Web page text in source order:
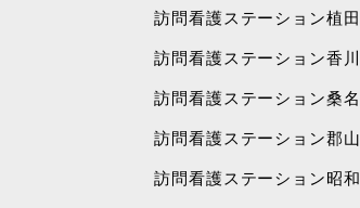
訪問看護ステーション植田
訪問看護ステーション香川
訪問看護ステーション桑名
訪問看護ステーション郡山
訪問看護ステーション昭和